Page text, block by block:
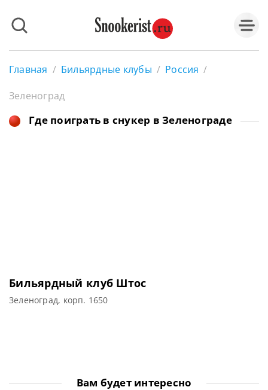
Главная / Бильярдные клубы / Россия /
Зеленоград
Где поиграть в снукер в Зеленограде
Бильярдный клуб Штос
Зеленоград, корп. 1650
Вам будет интересно